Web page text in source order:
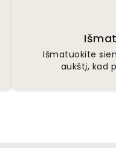
Išmatuokite
aukštį, kad